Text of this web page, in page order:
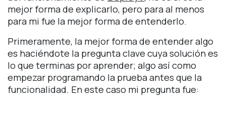
mejor forma de explicarlo, pero para al menos
para mi fue la mejor forma de entenderlo.
Primeramente, la mejor forma de entender algo
es haciéndote la pregunta clave cuya solución es
lo que terminas por aprender; algo así como
empezar programando la prueba antes que la
funcionalidad. En este caso mi pregunta fue: